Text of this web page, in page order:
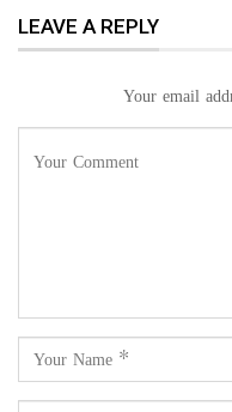
LEAVE A REPLY
Your email